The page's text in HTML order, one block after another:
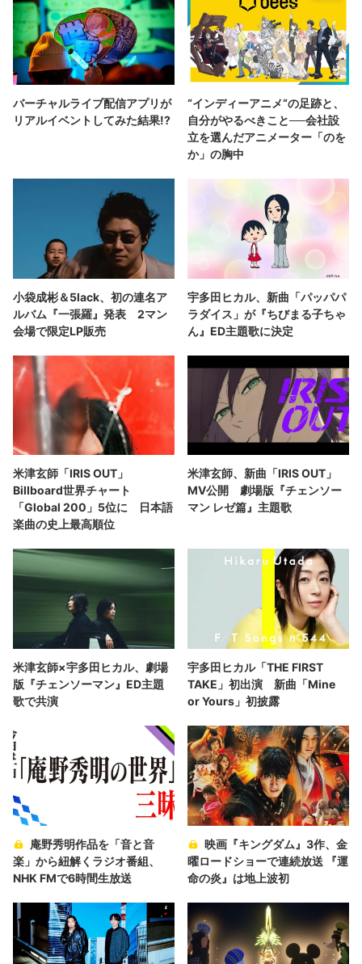
バーチャルライブ配信アプリが
リアルイベントしてみた結果!?
“インディーアニメ“の足跡と、
自分がやるべきこと──会社設
立を選んだアニメーター「のを
か」の胸中
小袋成彬＆5lack、初の連名ア
ルバム『一張羅』発表 2マン
会場で限定LP販売
宇多田ヒカル、新曲「パッパパ
ラダイス」が『ちびまる子ちゃ
ん』ED主題歌に決定
米津玄師「IRIS OUT」
Billboard世界チャート
「Global 200」5位に 日本語
楽曲の史上最高順位
米津玄師、新曲「IRIS OUT」
MV公開 劇場版『チェンソー
マン レゼ篇』主題歌
米津玄師×宇多田ヒカル、劇場
版『チェンソーマン』ED主題
歌で共演
宇多田ヒカル「THE FIRST
TAKE」初出演 新曲「Mine
or Yours」初披露
庵野秀明作品を「音と音
楽」から紐解くラジオ番組、
NHK FMで6時間生放送
映画『キングダム』3作、金
曜ロードショーで連続放送 『運
命の炎』は地上波初